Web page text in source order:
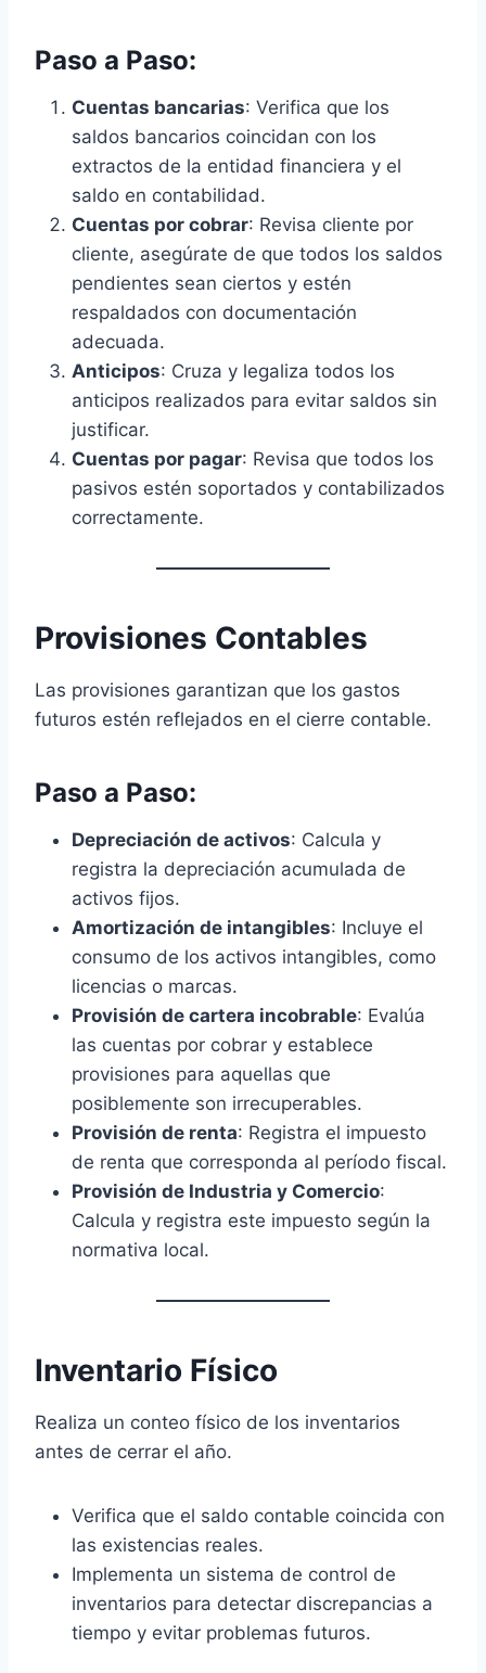
Paso a Paso:
Cuentas bancarias: Verifica que los
saldos bancarios coincidan con los
extractos de la entidad financiera y el
saldo en contabilidad.
Cuentas por cobrar: Revisa cliente por
cliente, asegúrate de que todos los saldos
pendientes sean ciertos y estén
respaldados con documentación
adecuada.
Anticipos: Cruza y legaliza todos los
anticipos realizados para evitar saldos sin
justificar.
Cuentas por pagar: Revisa que todos los
pasivos estén soportados y contabilizados
correctamente.
Provisiones Contables
Las provisiones garantizan que los gastos
futuros estén reflejados en el cierre contable.
Paso a Paso:
Depreciación de activos: Calcula y
registra la depreciación acumulada de
activos fijos.
Amortización de intangibles: Incluye el
consumo de los activos intangibles, como
licencias o marcas.
Provisión de cartera incobrable: Evalúa
las cuentas por cobrar y establece
provisiones para aquellas que
posiblemente son irrecuperables.
Provisión de renta: Registra el impuesto
de renta que corresponda al período fiscal.
Provisión de Industria y Comercio:
Calcula y registra este impuesto según la
normativa local.
Inventario Físico
Realiza un conteo físico de los inventarios
antes de cerrar el año.
Verifica que el saldo contable coincida con
las existencias reales.
Implementa un sistema de control de
inventarios para detectar discrepancias a
tiempo y evitar problemas futuros.